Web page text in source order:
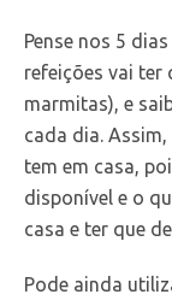
Pense nos 5
refeições vai ter
marmitas), e
cada dia.
tem em casa,
disponível e o
casa e ter que
Pode ainda